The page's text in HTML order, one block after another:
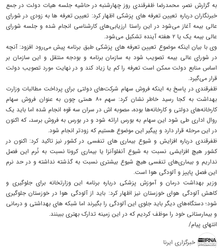
به گزارش نصر، محمدرضا ظفرقندی روز چهارشنبه در حاشیه جلسه هیات دولت در جمع
خبرنگاران درباره تعیین تعرفه های پزشکی اظهار کرد: تعیین تعرفه ها به زودی در شورای
عالی بیمه آغاز می‌شود در این راستا ارزیابی‌های کارشناسی انجام شده و جلسه شورای
عالی بیمه یک یا ۲ هفته آینده تشکیل می‌شود.
وی با بیان اینکه موضوع تعیین تعرفه های پزشکی طبق برنامه پیش می‌رود افزود: آنچه
در شورای عالی بیمه تصویب شود به سازمان برنامه و بودجه منتقل و این سازمان بر
اساس منابع دولت ممکن است تعرفه را کم یا زیاد کند و در نهایت مورد تصویب دولت
قرار می‌گیرد.
ظفرقندی در پاسخ به اینکه فروش سهام شرکت‌های دولتی برای پرداخت مطالبات وزارت
بهداشت به کجا رسید خاطر نشان کرد: سهم ۸۰ همتی چون به عنوان فروش سهام
کارخانه‌های دولتی و کارخانه‌ها بوده، مصوبه اش در سران سه قوه انجام شده اما باید یک
روال اداری طی شود این سهام به بورس ارائه شود و در بورس به فروش برسد، که اکنون
در این مرحله قرار دارد و پیگیر این موضوع هستیم که زودتر انجام شود.
ظفرقندی درباره افزایش و شیوع بیماری های تنفسی در کشور نیز تاکید کرد: اکنون در
کشور هیچ افزایشی نسبت به شیوع آنفلوآنزا یا بیماری کرونا نسبت به نُرم این فصل
نداریم و بیماری‌های تنفسی هیچ شیوع بیشتری نسبت به گذشته نداشته و در حد نرم
این فصل پاییز و آلودگی هوا است.
وزیر بهداشت درمان و آموزش پزشکی درباره برنامه این وزارتخانه برای جلوگیری و
کاهش آلودگی هوای خوزستان نیز اظهار کرد: باید از آلودگی هوا در خوزستان جلوگیری
شود؛ دستگاه‌های دیگر باید جلوی این آلودگی را بگیرند اما شبکه های بهداشتی و درمانی
و بیمارستانی خود را موظف کردیم که در این زمینه تدارک بهتری ببینند.
انتهای پیام/
خبرگزاری ایرنا